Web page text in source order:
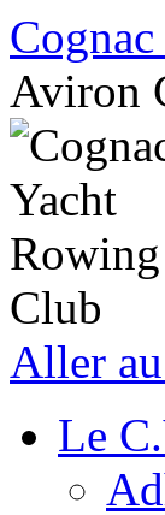
Aviron
Aller
Le